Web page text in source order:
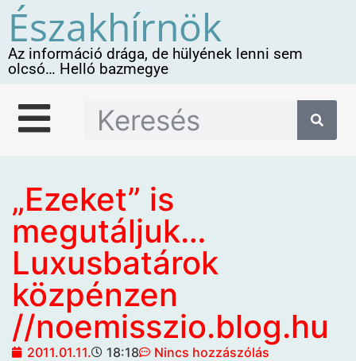
Északhírnök
Az információ drága, de hülyének lenni sem
olcsó… Helló bazmegye
„Ezeket” is
megutáljuk…
Luxusbatárok
közpénzen
//noemisszio.blog.hu
2011.01.11. 18:18
Nincs hozzászólás